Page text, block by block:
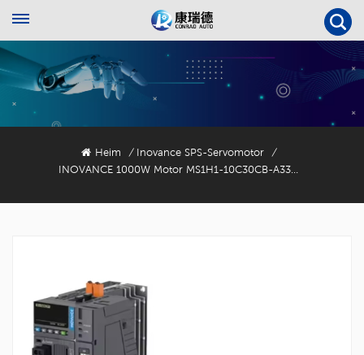
Heim / Inovance SPS-Servomotor
/
INOVANCE 1000W Motor MS1H1-10C30CB-A331R Servomotor Mit 23-Bit-Encoder